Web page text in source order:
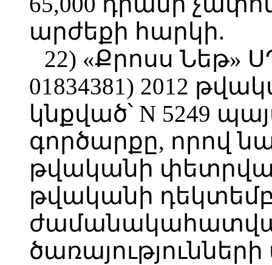
արժեքի հարկի.
22) «Քրոսս Նեթ»
01834381) 2012
կնքված՝ N 5249
գործարքը, որով
թվականի
թվականի
ծառայությունների